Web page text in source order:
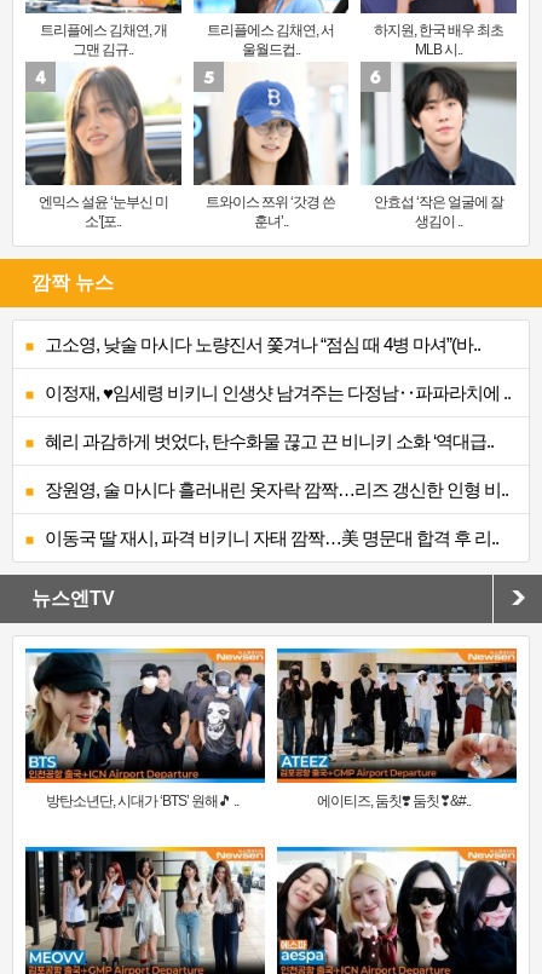
트리플에스 김채연, 개
그맨 김규..
트리플에스 김채연, 서
울월드컵..
하지원, 한국 배우 최초
MLB 시..
엔믹스 설윤 ‘눈부신 미
소’[포..
트와이스 쯔위 ‘갓경 쓴
훈녀’..
안효섭 ‘작은 얼굴에 잘
생김이 ..
깜짝 뉴스
고소영, 낮술 마시다 노량진서 쫓겨나 “점심 때 4병 마셔”(바..
이정재, ♥임세령 비키니 인생샷 남겨주는 다정남‥파파라치에 ..
혜리 과감하게 벗었다, 탄수화물 끊고 끈 비니키 소화 ‘역대급..
장원영, 술 마시다 흘러내린 옷자락 깜짝…리즈 갱신한 인형 비..
이동국 딸 재시, 파격 비키니 자태 깜짝…美 명문대 합격 후 리..
뉴스엔TV
방탄소년단, 시대가 ‘BTS’ 원해🎵 .. 에이티즈, 둠칫❣️ 둠칫❣&#..